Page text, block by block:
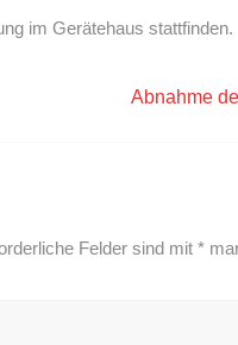
im Gerätehaus stattfinden.
Abnahme
Felder sind mit *